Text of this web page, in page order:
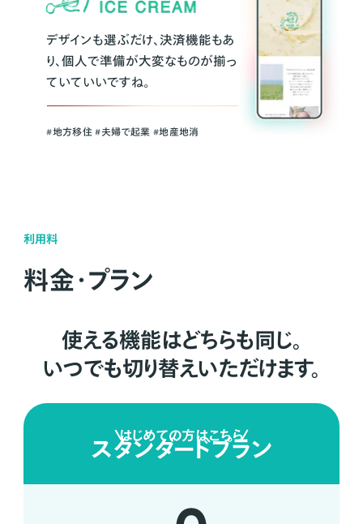
デザインも選ぶだけ、決済機能もあ
り、個人で準備が大変なものが揃っ
ていていいですね。
#地方移住 #夫婦で起業 #地産地消
利用料
料金・プラン
使える機能はどちらも同じ。
いつでも切り替えいただけます。
はじめての方はこちら
スタンダードプラン